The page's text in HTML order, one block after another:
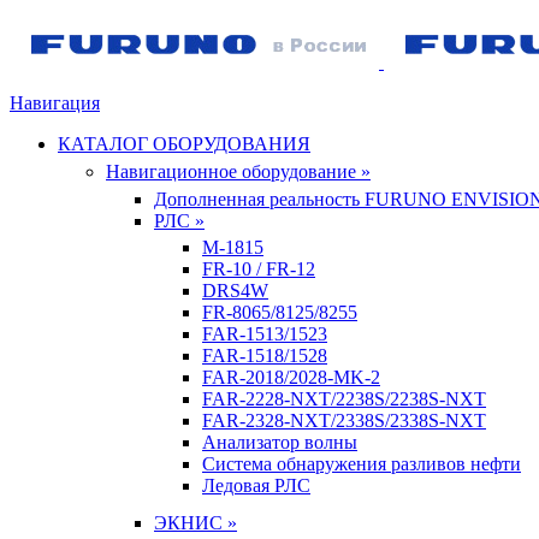
Навигация
КАТАЛОГ ОБОРУДОВАНИЯ
Навигационное оборудование »
Дополненная реальность FURUNO
РЛС »
M-1815
FR-10 / FR-12
DRS4W
FR-8065/8125/8255
FAR-1513/1523
FAR-1518/1528
FAR-2018/2028-MK-2
FAR-2228-NXT/2238S/2238S-NXT
FAR-2328-NXT/2338S/2338S-NXT
Анализатор волны
Система обнаружения разливов нефти
Ледовая РЛС
ЭКНИС »